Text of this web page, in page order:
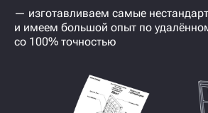
— изготавливаем самые
и имеем большой опыт по
со 100% точностью